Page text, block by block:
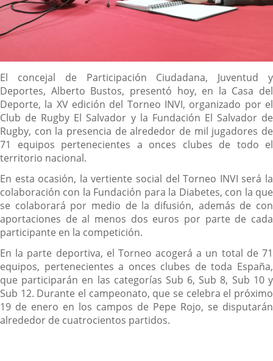
Descripción
El concejal de Participación Ciudadana, Juventud y
Deportes, Alberto Bustos, presentó hoy, en la Casa del
Deporte, la XV edición del Torneo INVI, organizado por el
Club de Rugby El Salvador y la Fundación El Salvador de
Rugby, con la presencia de alrededor de mil jugadores de
71 equipos pertenecientes a onces clubes de todo el
territorio nacional.
En esta ocasión, la vertiente social del Torneo INVI será la
colaboración con la Fundación para la Diabetes, con la que
se colaborará por medio de la difusión, además de con
aportaciones de al menos dos euros por parte de cada
participante en la competición.
En la parte deportiva, el Torneo acogerá a un total de 71
equipos, pertenecientes a onces clubes de toda España,
que participarán en las categorías Sub 6, Sub 8, Sub 10 y
Sub 12. Durante el campeonato, que se celebra el próximo
19 de enero en los campos de Pepe Rojo, se disputarán
alrededor de cuatrocientos partidos.